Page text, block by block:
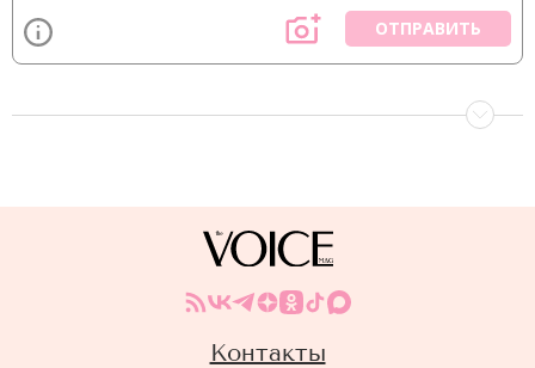
ОТПРАВИТЬ
Контакты